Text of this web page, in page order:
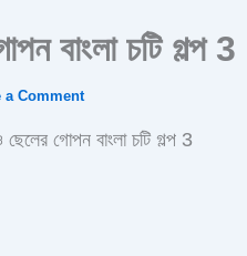
বাংলা চটি গল্প 3
a Comment
ছেলের গোপন বাংলা চটি গল্প 3